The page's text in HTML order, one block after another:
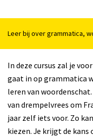
Leer bij over grammatica,
In deze cursus zal je
gaat in op grammatica
leren van
van drempelvrees om
jaar zelf iets voor. Zo
kiezen. Je krijgt de kans